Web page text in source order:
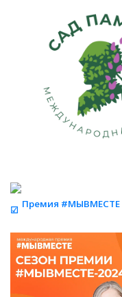
Премия #МЫВМЕСТЕ